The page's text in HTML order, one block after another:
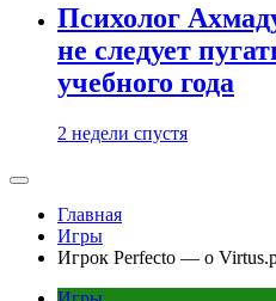
Психолог
не следует
учебного года
2 недели спустя
Главная
Игры
Игрок Perfecto — о